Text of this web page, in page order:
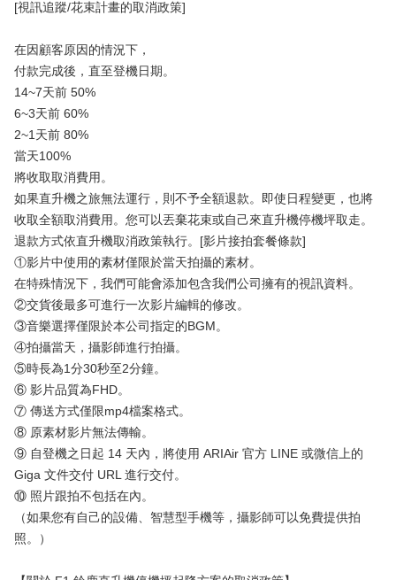
[視訊追蹤/花束計畫的取消政策]
在因顧客原因的情況下，
付款完成後，直至登機日期。
14~7天前 50%
6~3天前 60%
2~1天前 80%
當天100%
將收取取消費用。
如果直升機之旅無法運行，則不予全額退款。即使日程變更，也將
收取全額取消費用。您可以丟棄花束或自己來直升機停機坪取走。
退款方式依直升機取消政策執行。[影片接拍套餐條款]
①影片中使用的素材僅限於當天拍攝的素材。
在特殊情況下，我們可能會添加包含我們公司擁有的視訊資料。
②交貨後最多可進行一次影片編輯的修改。
③音樂選擇僅限於本公司指定的BGM。
④拍攝當天，攝影師進行拍攝。
⑤時長為1分30秒至2分鐘。
⑥ 影片品質為FHD。
⑦ 傳送方式僅限mp4檔案格式。
⑧ 原素材影片無法傳輸。
⑨ 自登機之日起 14 天內，將使用 ARIAir 官方 LINE 或微信上的
Giga 文件交付 URL 進行交付。
⑩ 照片跟拍不包括在內。
（如果您有自己的設備、智慧型手機等，攝影師可以免費提供拍
照。）